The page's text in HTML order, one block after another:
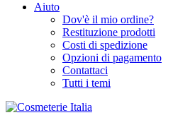
Aiuto
Dov'è il mio ordine?
Restituzione prodotti
Costi di spedizione
Opzioni di pagamento
Contattaci
Tutti i temi